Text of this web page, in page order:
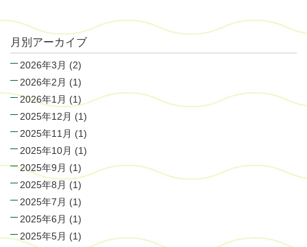
月別アーカイブ
2026年3月 (2)
2026年2月 (1)
2026年1月 (1)
2025年12月 (1)
2025年11月 (1)
2025年10月 (1)
2025年9月 (1)
2025年8月 (1)
2025年7月 (1)
2025年6月 (1)
2025年5月 (1)